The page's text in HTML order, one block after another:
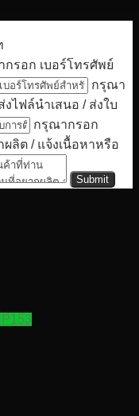
รอก เบอร์โทรศัพย์
กรุณา
ไฟล์นำเสนอ / ส่งใบ
กรุณากรอก
ลิต / แจ้งเนื้อหาหรือ